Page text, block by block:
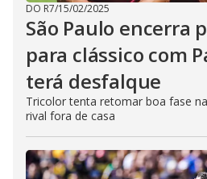
DO R7/15/02/2025
São Paulo encerra
para clássico com
terá desfalque
Tricolor tenta retomar boa fase
rival fora de casa